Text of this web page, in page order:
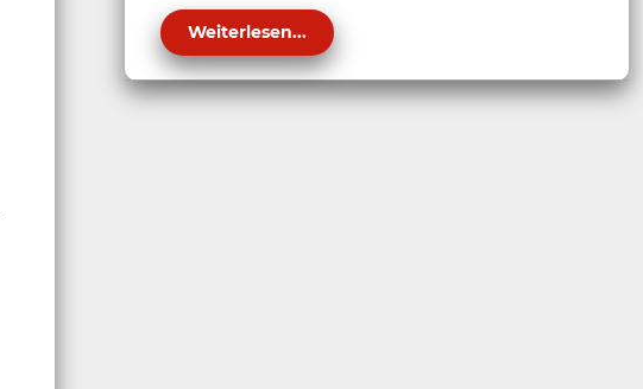
Weiterlesen...